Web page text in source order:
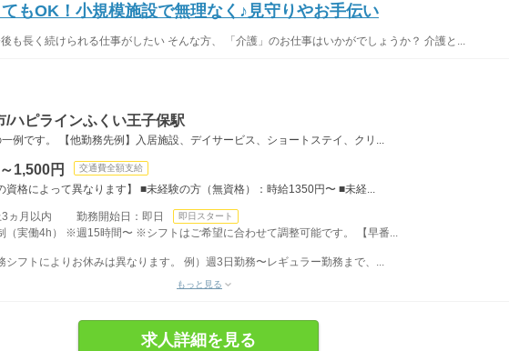
もOK！小規模施設で無理なく♪見守りやお手伝い
も長く続けられる仕事がしたい そんな方、 「介護」のお仕事はいかがでしょうか？ 介護と...
/ハピラインふくい王子保駅
例です。 【他勤務先例】入居施設、デイサービス、ショートステイ、クリ...
1,500円 交通費全額支給
資格によって異なります】 ■未経験の方（無資格）：時給1350円〜 ■未経...
3ヵ月以内 勤務開始日：即日 即日スタート
実働4h） ※週15時間〜 ※シフトはご希望に合わせて調整可能です。 【早番...
フトによりお休みは異なります。 例）週3日勤務〜レギュラー勤務まで、...
もっと見る
求人詳細を見る